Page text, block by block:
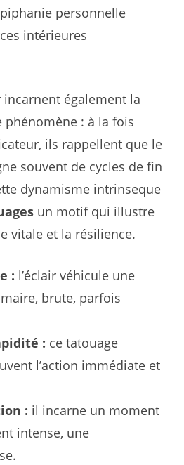
personnelle
intérieures
incarnent également la
phénomène : à la fois
ils rappellent que le
souvent de cycles de fin
dynamisme intrinseque
un motif qui illustre
vitale et la résilience.
: l’éclair véhicule une
brute, parfois
: ce tatouage
l’action immédiate et
: il incarne un moment
intense, une